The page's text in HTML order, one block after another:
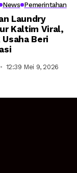
News Pemerintahan
Laundry
Kaltim Viral,
Beri
12:39 Mei 9, 2026